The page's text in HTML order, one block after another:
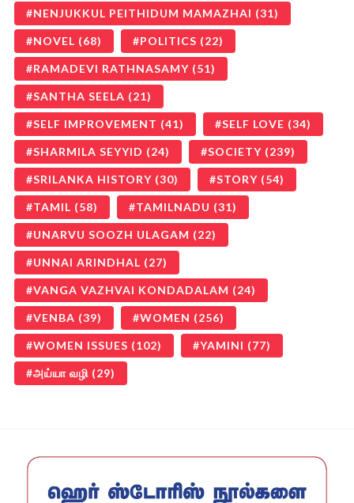
NENJUKKUL PEITHIDUM MAMAZHAI (31)
NOVEL (68) POLITICS (22)
RAMADEVI RATHNASAMY (51)
SANTHA SEELA (21)
SELF IMPROVEMENT (41) SELF LOVE (34)
SHARMILA SEYYID (24) SOCIETY (239)
SRILANKA HISTORY (30) STORY (54)
TAMIL (58) TAMILNADU (31)
UNARVU SOOZH ULAGAM (22)
UNNAI ARINDHAL (27)
VANGA VAZHVAI KONDADALAM (24)
VENBA (39) WOMEN (256)
WOMEN ISSUES (102) YAMINI (77)
அய்யா வழி (29)